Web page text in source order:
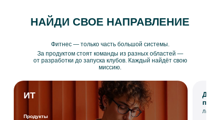
НАЙДИ СВОЕ НАПРАВЛЕНИЕ
Фитнес — только часть большой системы.
За продуктом стоят команды из разных областей —
от разработки до запуска клубов. Каждый найдёт свою
миссию.
ИТ
Продукты
по
Люди,